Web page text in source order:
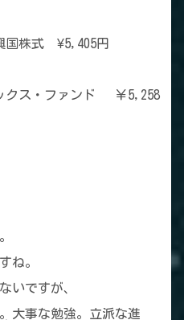
国株式 ¥5,405円
クス・ファンド ￥5,258
ね。
いですが、
大事な勉強。立派な進